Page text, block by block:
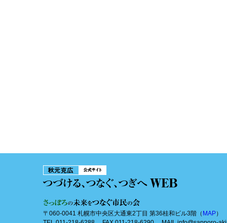
〒060-0041 札幌市中央区大通東2丁目 第36桂和ビル3階（ MAP）